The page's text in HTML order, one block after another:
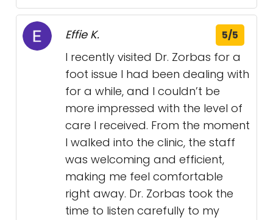
Effie K. 5/5
I recently visited Dr. Zorbas for a
foot issue I had been dealing with
for a while, and I couldn’t be
more impressed with the level of
care I received. From the moment
I walked into the clinic, the staff
was welcoming and efficient,
making me feel comfortable
right away. Dr. Zorbas took the
time to listen carefully to my